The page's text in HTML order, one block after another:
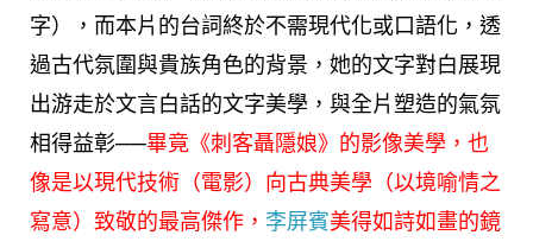
字），而本片的台詞終於不需現代化或口語化，透
過古代氛圍與貴族角色的背景，她的文字對白展現
出游走於文言白話的文字美學，與全片塑造的氣氛
相得益彰──畢竟《刺客聶隱娘》的影像美學，也
像是以現代技術（電影）向古典美學（以境喻情之
寫意）致敬的最高傑作， 李屏賓美得如詩如畫的鏡